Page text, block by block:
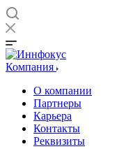
Компания
О компании
Партнеры
Карьера
Контакты
Реквизиты